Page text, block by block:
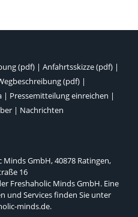
(pdf) | Anfahrtsskizze (pdf) |
(pdf) |
| Pressemitteilung einreichen |
| Nachrichten
GmbH, 40878 Ratingen,
16
Freshaholic Minds GmbH. Eine
und Services finden Sie unter
minds.de.